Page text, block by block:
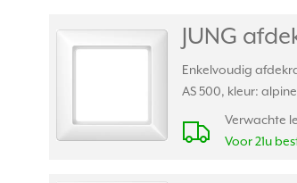
JUNG
Enkelvoudig
AS 500, kleur:
Verwachte
Voor 21u